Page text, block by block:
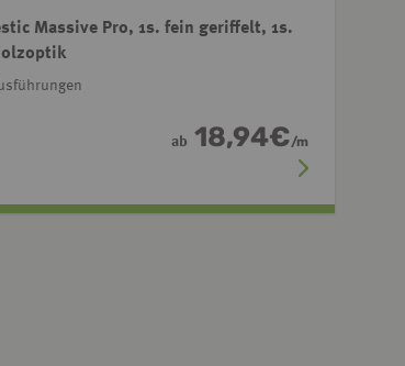
Massive Pro, 1s. fein geriffelt, 1s.
ab 18,94€/m